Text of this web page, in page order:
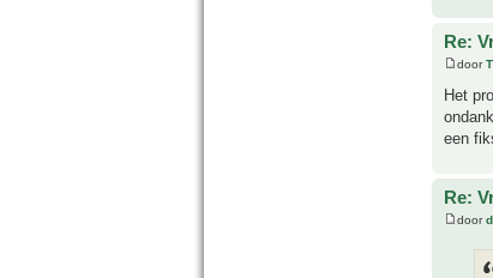
Re:
door
Het
een
Re:
door